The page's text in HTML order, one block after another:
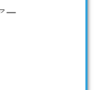
ー